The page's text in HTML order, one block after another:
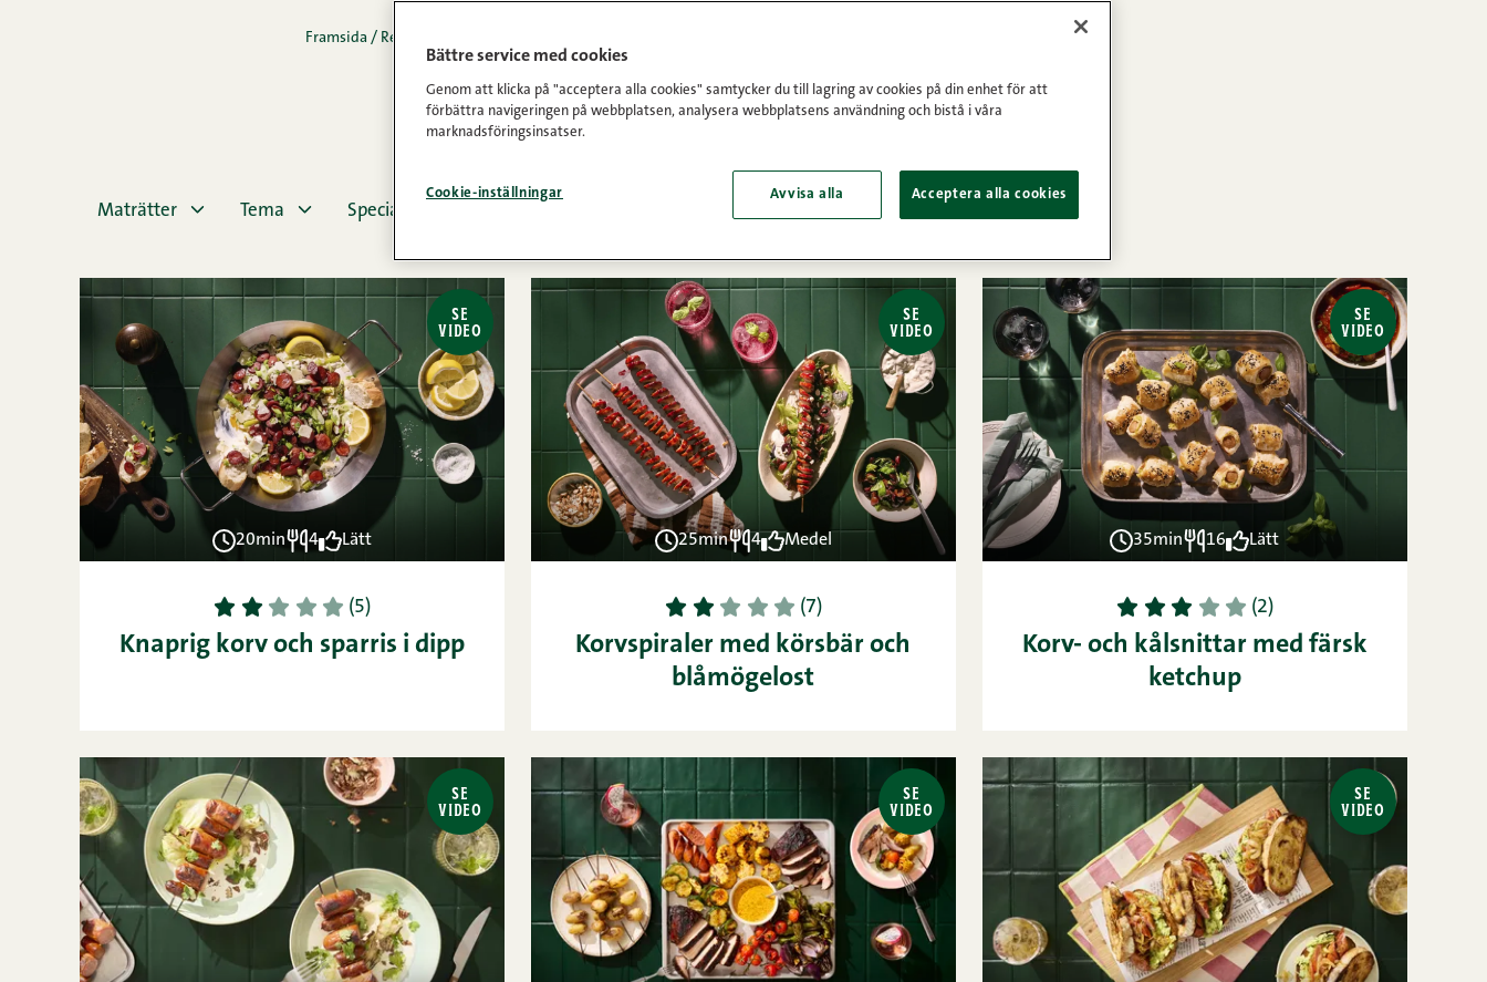
Framsida / Recept
Maträtter Tema Specialdieter
SE
VIDEO
20min 4 Lätt
1 2 3 4 5 (5)
Knaprig korv och sparris i dipp
SE
VIDEO
25min 4 Medel
1 2 3 4 5 (7)
Korvspiraler med körsbär och
blåmögelost
SE
VIDEO
35min 16 Lätt
1 2 3 4 5 (2)
Korv- och kålsnittar med färsk
ketchup
SE
VIDEO
SE
VIDEO
SE
VIDEO
Bättre service med cookies
Genom att klicka på "acceptera alla cookies" samtycker du till lagring av cookies på din enhet för att
förbättra navigeringen på webbplatsen, analysera webbplatsens användning och bistå i våra
marknadsföringsinsatser.
Cookie-inställningar Avvisa alla Acceptera alla cookies